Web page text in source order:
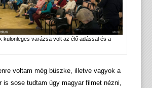
különleges varázsa volt az élő adással és a
voltam még büszke, illetve vagyok a
is sose tudtam úgy magyar filmet nézni,